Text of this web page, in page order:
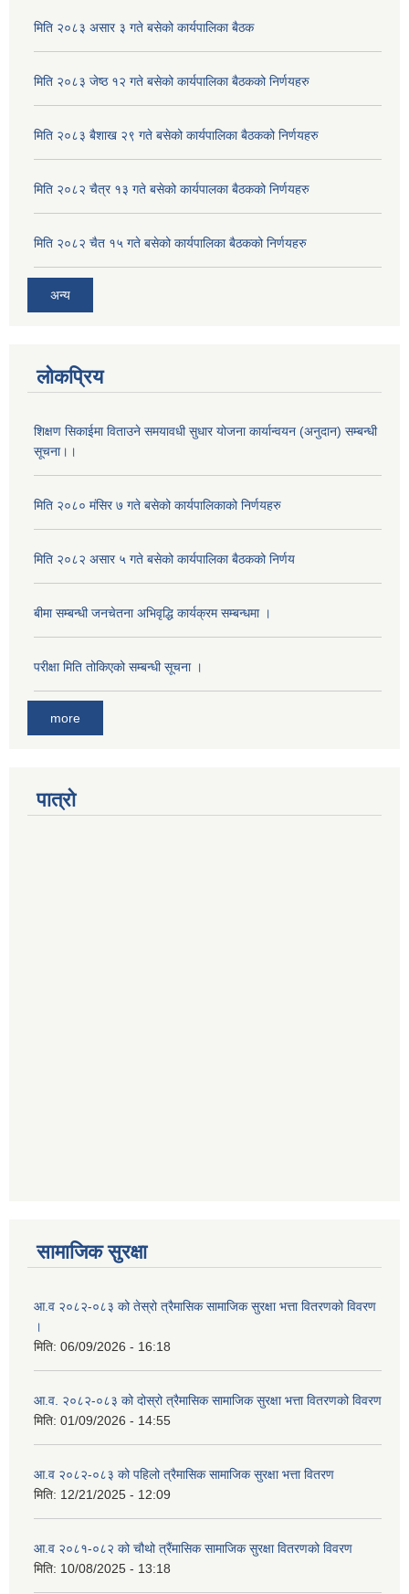
मिति २०८३ असार ३ गते बसेको कार्यपालिका बैठक
मिति २०८३ जेष्ठ १२ गते बसेको कार्यपालिका बैठकको निर्णयहरु
मिति २०८३ बैशाख २९ गते बसेको कार्यपालिका बैठकको निर्णयहरु
मिति २०८२ चैत्र १३ गते बसेको कार्यपालका बैठकको निर्णयहरु
मिति २०८२ चैत १५ गते बसेको कार्यपालिका बैठकको निर्णयहरु
अन्य
लोकप्रिय
शिक्षण सिकाईमा विताउने समयावधी सुधार योजना कार्यान्वयन (अनुदान) सम्बन्धी
सूचना।।
मिति २०८० मंसिर ७ गते बसेको कार्यपालिकाको निर्णयहरु
मिति २०८२ असार ५ गते बसेको कार्यपालिका बैठकको निर्णय
बीमा सम्बन्धी जनचेतना अभिवृद्धि कार्यक्रम सम्बन्धमा ।
परीक्षा मिति तोकिएको सम्बन्धी सूचना ।
more
पात्रो
सामाजिक सुरक्षा
आ.व २०८२-०८३ को तेस्रो त्रैमासिक सामाजिक सुरक्षा भत्ता वितरणको विवरण
।
मिति: 06/09/2026 - 16:18
आ.व. २०८२-०८३ को दोस्रो त्रैमासिक सामाजिक सुरक्षा भत्ता वितरणको विवरण
मिति: 01/09/2026 - 14:55
आ.व २०८२-०८३ को पहिलो त्रैमासिक सामाजिक सुरक्षा भत्ता वितरण
मिति: 12/21/2025 - 12:09
आ.व २०८१-०८२ को चौथो त्रैंमासिक सामाजिक सुरक्षा वितरणको विवरण
मिति: 10/08/2025 - 13:18